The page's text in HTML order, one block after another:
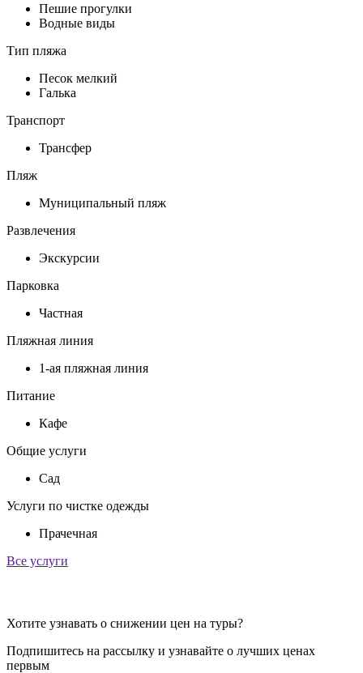
Пешие прогулки
Водные виды
Тип пляжа
Песок мелкий
Галька
Транспорт
Трансфер
Пляж
Муниципальный пляж
Развлечения
Экскурсии
Парковка
Частная
Пляжная линия
1-ая пляжная линия
Питание
Кафе
Общие услуги
Сад
Услуги по чистке одежды
Прачечная
Все услуги
Хотите узнавать о снижении цен на туры?
Подпишитесь на рассылку и узнавайте о лучших ценах
первым